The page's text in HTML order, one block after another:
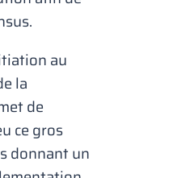
au
la
de
ce gros
donnant un